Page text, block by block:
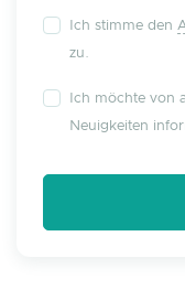
Ich stimme den
zu.
Ich möchte von
Neuigkeiten